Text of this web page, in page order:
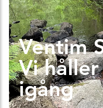
Ventim
Vi
igång